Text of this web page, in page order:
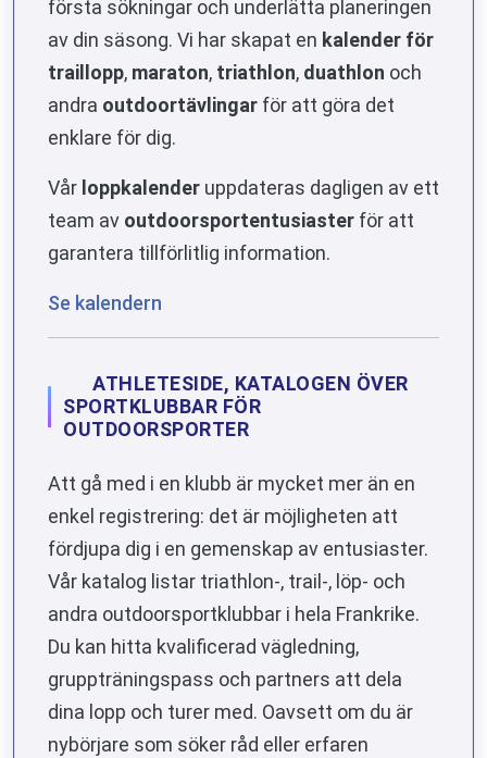
första sökningar och underlätta planeringen
av din säsong. Vi har skapat en kalender för
traillopp, maraton, triathlon, duathlon och
andra outdoortävlingar för att göra det
enklare för dig.
Vår loppkalender uppdateras dagligen av ett
team av outdoorsportentusiaster för att
garantera tillförlitlig information.
Se kalendern
ATHLETESIDE, KATALOGEN ÖVER
SPORTKLUBBAR FÖR
OUTDOORSPORTER
Att gå med i en klubb är mycket mer än en
enkel registrering: det är möjligheten att
fördjupa dig i en gemenskap av entusiaster.
Vår katalog listar triathlon-, trail-, löp- och
andra outdoorsportklubbar i hela Frankrike.
Du kan hitta kvalificerad vägledning,
gruppträningspass och partners att dela
dina lopp och turer med. Oavsett om du är
nybörjare som söker råd eller erfaren